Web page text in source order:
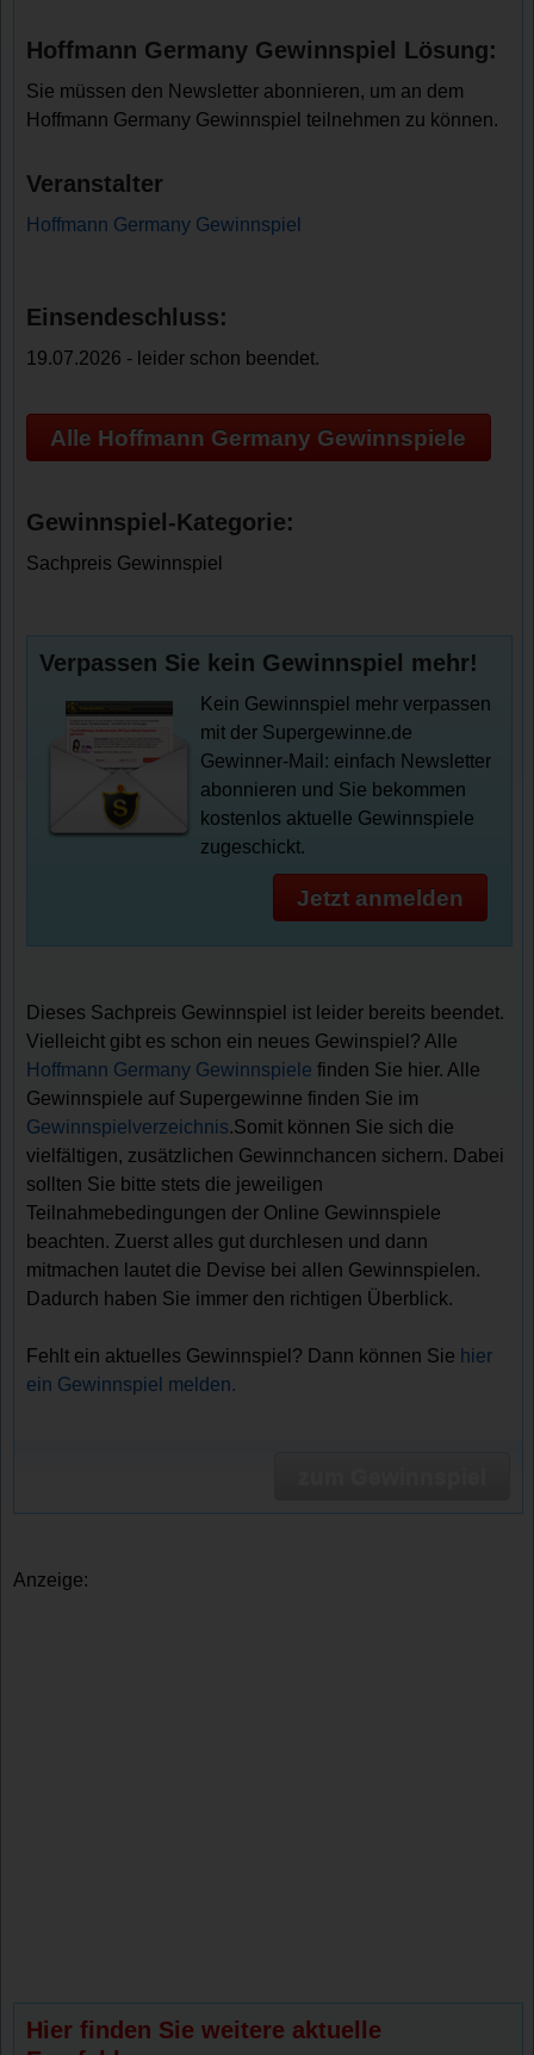
Hoffmann Germany Gewinnspiel Lösung:
Sie müssen den Newsletter abonnieren, um an dem
Hoffmann Germany Gewinnspiel teilnehmen zu können.
Veranstalter
Hoffmann Germany Gewinnspiel
Einsendeschluss:
19.07.2026 - leider schon beendet.
Alle Hoffmann Germany Gewinnspiele
Gewinnspiel-Kategorie:
Sachpreis Gewinnspiel
Verpassen Sie kein Gewinnspiel mehr!
Kein Gewinnspiel mehr verpassen
mit der Supergewinne.de
Gewinner-Mail: einfach Newsletter
abonnieren und Sie bekommen
kostenlos aktuelle Gewinnspiele
zugeschickt.
Jetzt anmelden
Dieses Sachpreis Gewinnspiel ist leider bereits beendet.
Vielleicht gibt es schon ein neues Gewinspiel? Alle
Hoffmann Germany Gewinnspiele finden Sie hier. Alle
Gewinnspiele auf Supergewinne finden Sie im
Gewinnspielverzeichnis.Somit können Sie sich die
vielfältigen, zusätzlichen Gewinnchancen sichern. Dabei
sollten Sie bitte stets die jeweiligen
Teilnahmebedingungen der Online Gewinnspiele
beachten. Zuerst alles gut durchlesen und dann
mitmachen lautet die Devise bei allen Gewinnspielen.
Dadurch haben Sie immer den richtigen Überblick.
Fehlt ein aktuelles Gewinnspiel? Dann können Sie hier
ein Gewinnspiel melden.
Anzeige:
Hier finden Sie weitere aktuelle